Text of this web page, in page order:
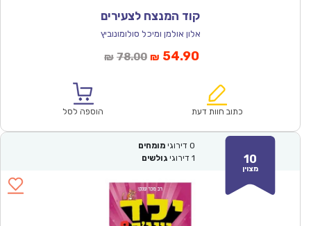
קוד המנצח לצעירים
אלון אולמן ומיכל סולומונוביץ
₪ 78.00המחיר
₪78.00.
₪ 54.90המחיר
הוא:
כתוב חוות דעת הוספה לסל
10
מצוין
0 דירוגי מומחים
1 דירוגי גולשים